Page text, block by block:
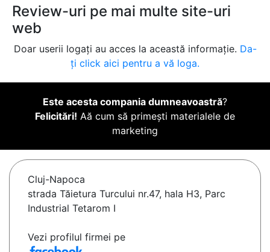
Review-uri pe mai multe site-uri
web
Doar userii logați au acces la această informație. Da-
ți click aici pentru a vă loga.
Este acesta compania dumneavoastră?
Felicitări! Aă cum să primești materialele de
marketing
Cluj-Napoca
strada Tăietura Turcului nr.47, hala H3, Parc
Industrial Tetarom I
Vezi profilul firmei pe